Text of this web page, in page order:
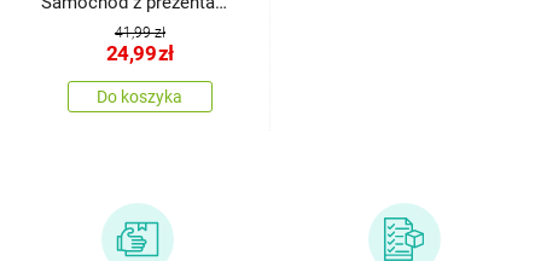
czerwony, poliresin, z
diodami LED
41,99 zł
24,99zł
Do koszyka